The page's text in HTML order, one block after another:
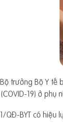
trưởng Bộ Y tế
19) ở phụ
QĐ-BYT có hiệu